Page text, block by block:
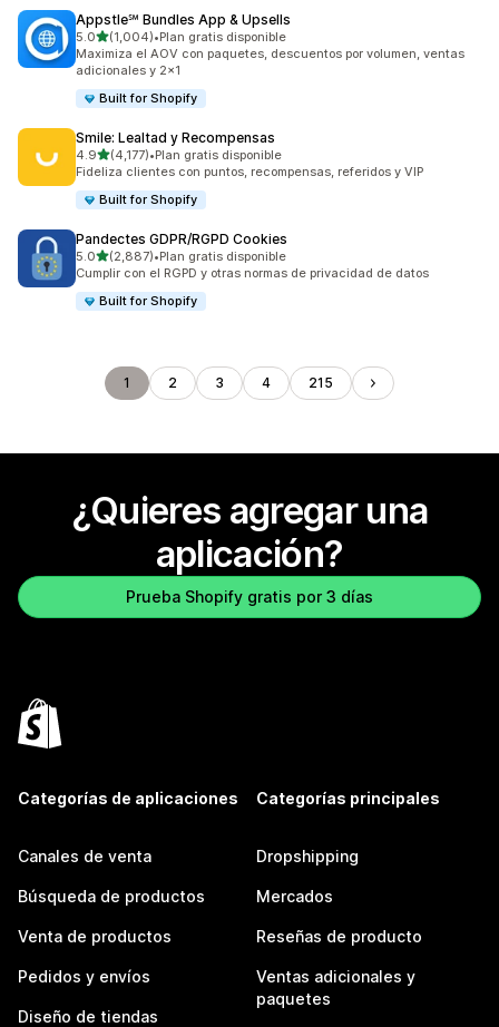
Appstle℠ Bundles App & Upsells
5.0de 5 estrellas
(1,004)
1004 reseñas en total
•Plan gratis disponible
Maximiza el AOV con paquetes, descuentos por volumen, ventas
adicionales y 2x1
Built for Shopify
Smile: Lealtad y Recompensas
4.9de 5 estrellas
(4,177)
4177 reseñas en total
•Plan gratis disponible
Fideliza clientes con puntos, recompensas, referidos y VIP
Built for Shopify
Pandectes GDPR/RGPD Cookies
5.0de 5 estrellas
(2,887)
2887 reseñas en total
•Plan gratis disponible
Cumplir con el RGPD y otras normas de privacidad de datos
Built for Shopify
1 2 3 4 215
¿Quieres agregar una
aplicación?
Prueba Shopify gratis por 3 días
Categorías de aplicaciones
Canales de venta
Búsqueda de productos
Venta de productos
Pedidos y envíos
Diseño de tiendas
Categorías principales
Dropshipping
Mercados
Reseñas de producto
Ventas adicionales y
paquetes